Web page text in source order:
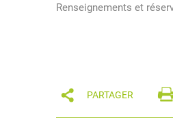
Renseignements et
PARTAGER